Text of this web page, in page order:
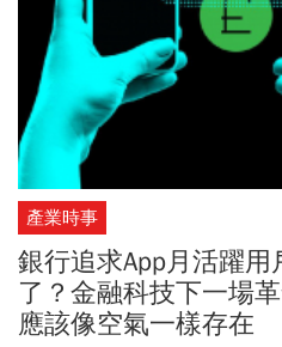
約客戶收取最高成交金額7%之違
及費用。而刑事責任部分，根據證
買賣或申報買賣，業經成交而不履
處 3 年以上 10 年以下有期徒刑，
元以下罰金。違約交割將留有紀錄
中心取得相關資訊，個人信用將受
房貸等貸款將變得困難。
產業時事
銀行追求App月活躍用
了？金融科技下一場
應該像空氣一樣存在